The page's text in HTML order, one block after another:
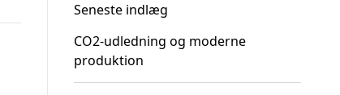
Seneste indlæg
CO2-udledning og moderne
produktion